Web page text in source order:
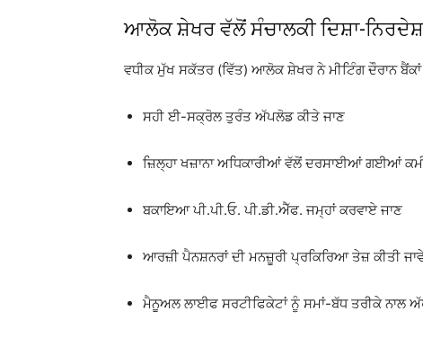
ਆਲੋਕ ਸ਼ੇਖਰਵੱਲੋਂ ਸੰਚਾਲਕੀ ਦਿਸ਼ਾ-ਨਿਰਦੇਸ਼
ਵਧੀਕ ਮੁੱਖ ਸਕੱਤਰ (ਵਿੱਤ) ਆਲੋਕ ਸ਼ੇਖਰ ਨੇ ਮੀਟਿੰਗ ਦੌਰਾਨ ਬੈਂਕਾਂ
ਸਹੀ ਈ-ਸਕ੍ਰੋਲ ਤੁਰੰਤ ਅੱਪਲੋਡ ਕੀਤੇ ਜਾਣ
ਜ਼ਿਲ੍ਹਾ ਖਜ਼ਾਨਾ ਅਧਿਕਾਰੀਆਂ ਵੱਲੋਂ ਦਰਸਾਈਆਂ ਗਈਆਂ
ਬਕਾਇਆ ਪੀ.ਪੀ.ਓ. ਪੀ.ਡੀ.ਐੱਫ. ਜਮ੍ਹਾਂ ਕਰਵਾਏ ਜਾਣ
ਆਰਜ਼ੀ ਪੈਨਸ਼ਨਰਾਂ ਦੀ ਮਨਜ਼ੂਰੀ ਪ੍ਰਕਿਰਿਆ ਤੇਜ਼ ਕੀਤੀ
ਮੈਨੂਅਲ ਲਾਈਫ ਸਰਟੀਫਿਕੇਟਾਂ ਨੂੰ ਸਮਾਂ-ਬੱਧ ਤਰੀਕੇ ਨਾਲ